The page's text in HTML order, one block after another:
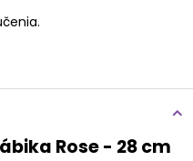
Rose - 28 cm